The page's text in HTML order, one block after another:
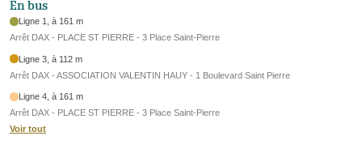
En bus
Ligne 1, à 161 m
Arrêt DAX - PLACE ST PIERRE - 3 Place Saint-Pierre
Ligne 3, à 112 m
Arrêt DAX - ASSOCIATION VALENTIN HAUY - 1 Boulevard Saint Pierre
Ligne 4, à 161 m
Arrêt DAX - PLACE ST PIERRE - 3 Place Saint-Pierre
Voir tout